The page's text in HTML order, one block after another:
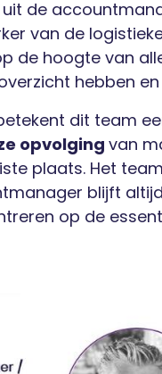
de
van de
de hoogte van
hebben
dit team
opvolging van
plaats. Het
blijft
op de